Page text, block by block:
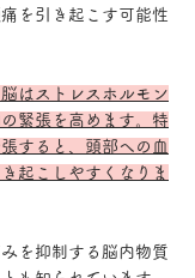
を引き起こす可能性
はストレスホルモン
緊張を高めます。特
すると、頭部への血
起こしやすくなりま
を抑制する脳内物質